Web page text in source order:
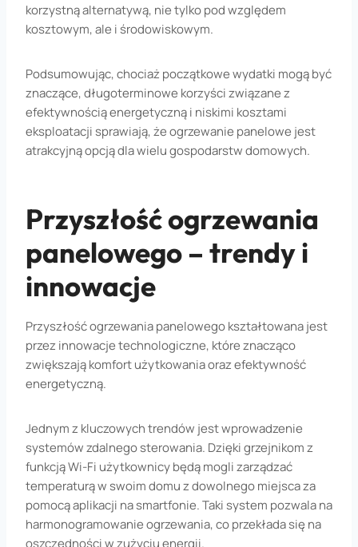
korzystną alternatywą, nie tylko pod względem
kosztowym, ale i środowiskowym.
Podsumowując, chociaż początkowe wydatki mogą być
znaczące, długoterminowe korzyści związane z
efektywnością energetyczną i niskimi kosztami
eksploatacji sprawiają, że ogrzewanie panelowe jest
atrakcyjną opcją dla wielu gospodarstw domowych.
Przyszłość ogrzewania
panelowego – trendy i
innowacje
Przyszłość ogrzewania panelowego kształtowana jest
przez innowacje technologiczne, które znacząco
zwiększają komfort użytkowania oraz efektywność
energetyczną.
Jednym z kluczowych trendów jest wprowadzenie
systemów zdalnego sterowania. Dzięki grzejnikom z
funkcją Wi-Fi użytkownicy będą mogli zarządzać
temperaturą w swoim domu z dowolnego miejsca za
pomocą aplikacji na smartfonie. Taki system pozwala na
harmonogramowanie ogrzewania, co przekłada się na
oszczędności w zużyciu energii.